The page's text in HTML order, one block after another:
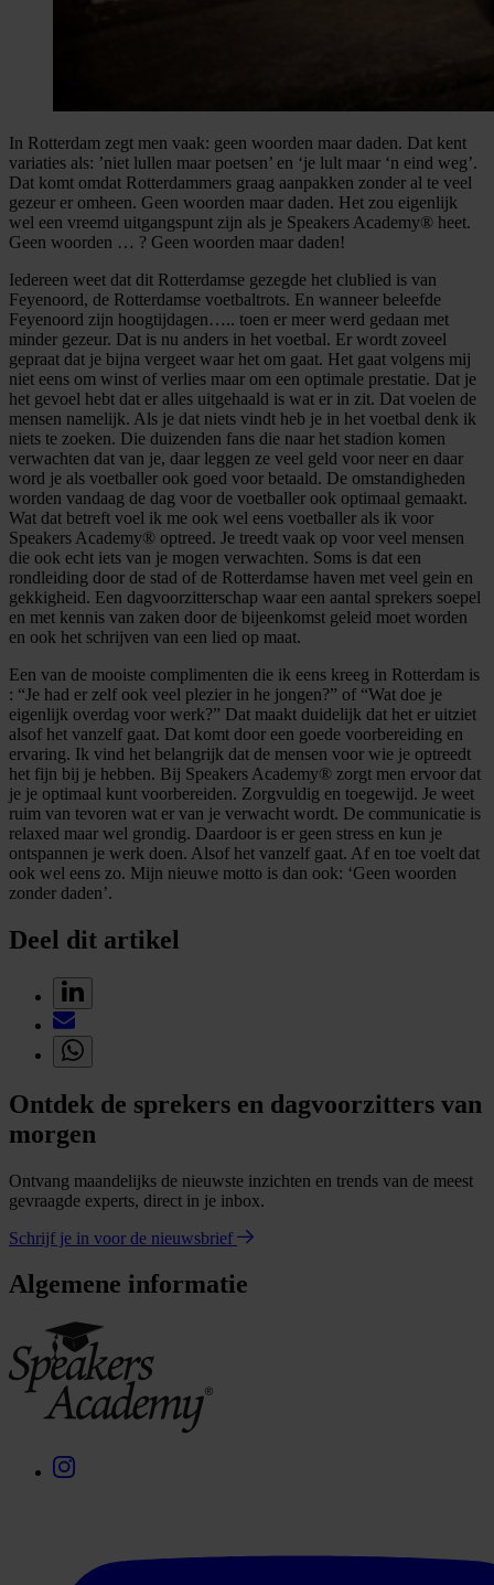
In Rotterdam zegt men vaak: geen woorden maar daden. Dat kent
variaties als: ’niet lullen maar poetsen’ en ‘je lult maar ‘n eind weg’.
Dat komt omdat Rotterdammers graag aanpakken zonder al te veel
gezeur er omheen. Geen woorden maar daden. Het zou eigenlijk
wel een vreemd uitgangspunt zijn als je Speakers Academy® heet.
Geen woorden … ? Geen woorden maar daden!
Iedereen weet dat dit Rotterdamse gezegde het clublied is van
Feyenoord, de Rotterdamse voetbaltrots. En wanneer beleefde
Feyenoord zijn hoogtijdagen….. toen er meer werd gedaan met
minder gezeur. Dat is nu anders in het voetbal. Er wordt zoveel
gepraat dat je bijna vergeet waar het om gaat. Het gaat volgens mij
niet eens om winst of verlies maar om een optimale prestatie. Dat je
het gevoel hebt dat er alles uitgehaald is wat er in zit. Dat voelen de
mensen namelijk. Als je dat niets vindt heb je in het voetbal denk ik
niets te zoeken. Die duizenden fans die naar het stadion komen
verwachten dat van je, daar leggen ze veel geld voor neer en daar
word je als voetballer ook goed voor betaald. De omstandigheden
worden vandaag de dag voor de voetballer ook optimaal gemaakt.
Wat dat betreft voel ik me ook wel eens voetballer als ik voor
Speakers Academy® optreed. Je treedt vaak op voor veel mensen
die ook echt iets van je mogen verwachten. Soms is dat een
rondleiding door de stad of de Rotterdamse haven met veel gein en
gekkigheid. Een dagvoorzitterschap waar een aantal sprekers soepel
en met kennis van zaken door de bijeenkomst geleid moet worden
en ook het schrijven van een lied op maat.
Een van de mooiste complimenten die ik eens kreeg in Rotterdam is
: “Je had er zelf ook veel plezier in he jongen?” of “Wat doe je
eigenlijk overdag voor werk?” Dat maakt duidelijk dat het er uitziet
alsof het vanzelf gaat. Dat komt door een goede voorbereiding en
ervaring. Ik vind het belangrijk dat de mensen voor wie je optreedt
het fijn bij je hebben. Bij Speakers Academy® zorgt men ervoor dat
je je optimaal kunt voorbereiden. Zorgvuldig en toegewijd. Je weet
ruim van tevoren wat er van je verwacht wordt. De communicatie is
relaxed maar wel grondig. Daardoor is er geen stress en kun je
ontspannen je werk doen. Alsof het vanzelf gaat. Af en toe voelt dat
ook wel eens zo. Mijn nieuwe motto is dan ook: ‘Geen woorden
zonder daden’.
Deel dit artikel
Ontdek de sprekers en dagvoorzitters van
morgen
Ontvang maandelijks de nieuwste inzichten en trends van de meest
gevraagde experts, direct in je inbox.
Schrijf je in voor de nieuwsbrief
Algemene informatie